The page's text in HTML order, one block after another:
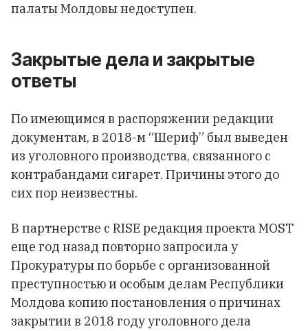
палаты Молдовы недоступен.
Закрытые дела и закрытые
ответы
По имеющимся в распоряжении редакции
документам, в 2018-м “Шериф” был выведен
из уголовного производства, связанного с
контрабандами сигарет. Причины этого до
сих пор неизвестны.
В партнерстве с RISE редакция проекта MOST
еще год назад повторно запросила у
Прокуратуры по борьбе с организованной
преступностью и особым делам Республики
Молдова копию постановления о причинах
закрытии в 2018 году уголовного дела